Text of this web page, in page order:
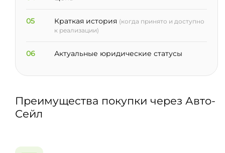
05 Краткая история (когда принято и доступно
к реализации)
06 Актуальные юридические статусы
Преимущества покупки через Авто-
Сейл